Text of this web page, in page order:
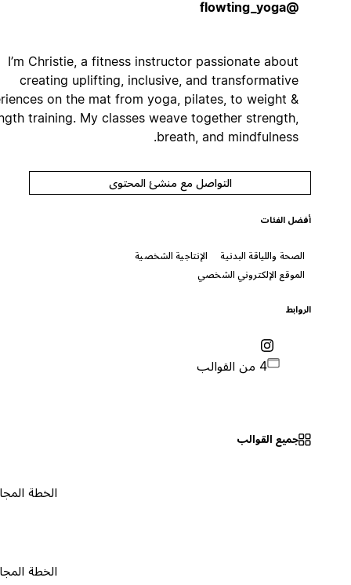
I’m Christie, a fitness instructor passionate about
creating uplifting, inclusive, and transformative
experiences on the mat from yoga, pilates, to weight &
strength training. My classes weave together strength,
breath, and mindfulness.
التواصل مع منشئ المحتوى
أفضل الفئات
الصحة واللياقة البدنية
الإنتاجية الشخصية
الموقع الإلكتروني الشخصي
جميع القوالب
الخطة المجانية ٠
الخطة المجانية ٠